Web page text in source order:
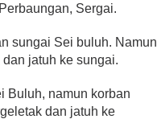
Sergai.
sungai Sei buluh. Namun
jatuh ke sungai.
Buluh, namun korban
dan jatuh ke